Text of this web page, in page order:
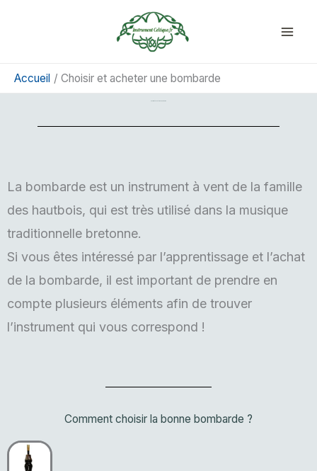
Accueil Choisir et acheter une bombarde
La bombarde est un instrument à vent de la famille
des hautbois, qui est très utilisé dans la musique
traditionnelle bretonne.
Si vous êtes intéressé par l’apprentissage et l’achat
de la bombarde, il est important de prendre en
compte plusieurs éléments afin de trouver
l’instrument qui vous correspond !
Comment choisir la bonne bombarde ?